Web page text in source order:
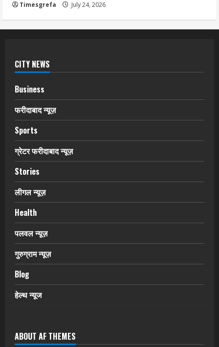
Timesgrefa July 24, 2026
CITY NEWS
Business
फरीदाबाद न्यूज़
Sports
ग्रेटर फरीदाबाद न्यूज़
Stories
लीगल न्यूज़
Health
पलवल न्यूज़
गुरुग्राम न्यूज़
Blog
हेल्थ न्यूज
ABOUT AF THEMES